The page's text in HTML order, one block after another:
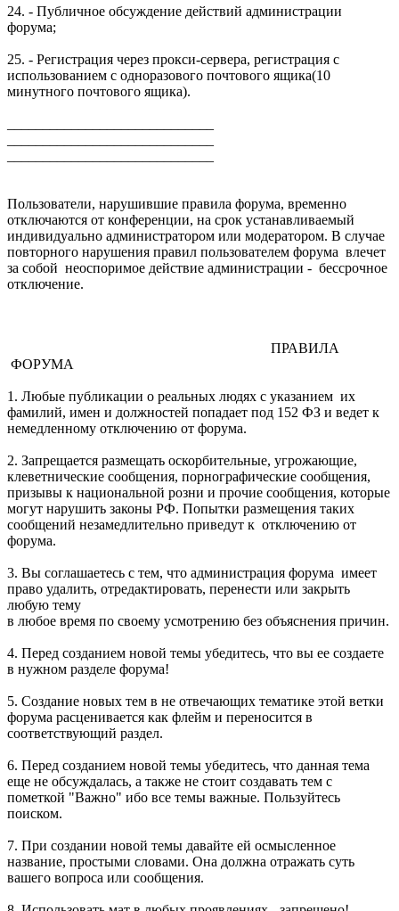
24. - Публичное обсуждение действий администрации
форума;
25. - Регистрация через прокси-сервера, регистрация с
использованием с одноразового почтового ящика(10
минутного почтового ящика).
Пользователи, нарушившие правила форума, временно
отключаются от конференции, на срок устанавливаемый
индивидуально администратором или модератором. В случае
повторного нарушения правил пользователем форума влечет
за собой неоспоримое действие администрации - бессрочное
отключение.
ПРАВИЛА
ФОРУМА
1. Любые публикации о реальных людях с указанием их
фамилий, имен и должностей попадает под 152 ФЗ и ведет к
немедленному отключению от форума.
2. Запрещается размещать оскорбительные, угрожающие,
клеветнические сообщения, порнографические сообщения,
призывы к национальной розни и прочие сообщения, которые
могут нарушить законы РФ. Попытки размещения таких
сообщений незамедлительно приведут к отключению от
форума.
3. Вы соглашаетесь с тем, что администрация форума имеет
право удалить, отредактировать, перенести или закрыть
любую тему
в любое время по своему усмотрению без объяснения причин.
4. Перед созданием новой темы убедитесь, что вы ее создаете
в нужном разделе форума!
5. Создание новых тем в не отвечающих тематике этой ветки
форума расценивается как флейм и переносится в
соответствующий раздел.
6. Перед созданием новой темы убедитесь, что данная тема
еще не обсуждалась, а также не стоит создавать тем с
пометкой "Важно" ибо все темы важные. Пользуйтесь
поиском.
7. При создании новой темы давайте ей осмысленное
название, простыми словами. Она должна отражать суть
вашего вопроса или сообщения.